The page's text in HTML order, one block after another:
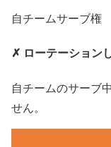
自チームサーブ権
✗ ローテーション
自チームのサーブ
せん。